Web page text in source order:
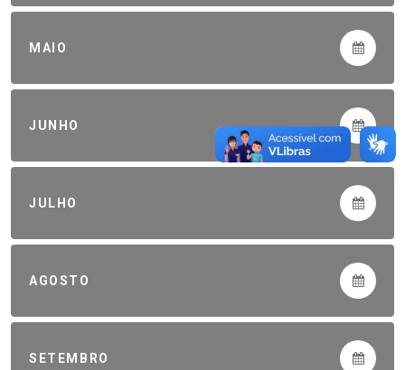
MAIO
JUNHO
JULHO
AGOSTO
SETEMBRO